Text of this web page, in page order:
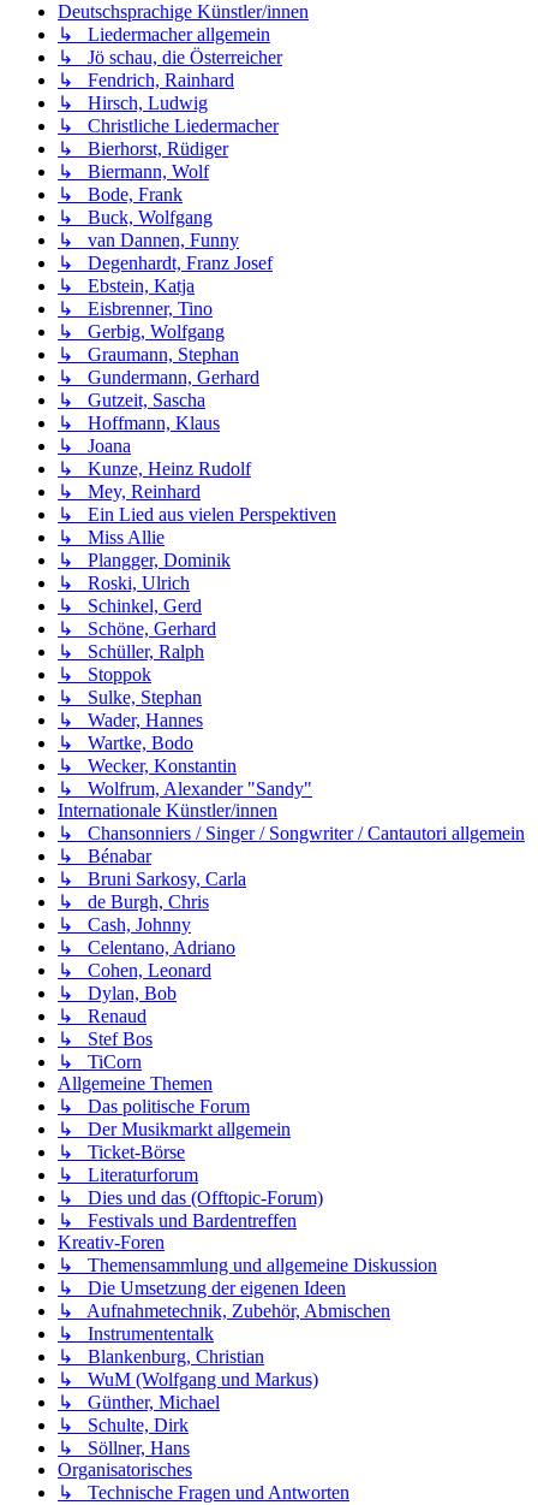
Deutschsprachige Künstler/innen
↳ Liedermacher allgemein
↳ Jö schau, die Österreicher
↳ Fendrich, Rainhard
↳ Hirsch, Ludwig
↳ Christliche Liedermacher
↳ Bierhorst, Rüdiger
↳ Biermann, Wolf
↳ Bode, Frank
↳ Buck, Wolfgang
↳ van Dannen, Funny
↳ Degenhardt, Franz Josef
↳ Ebstein, Katja
↳ Eisbrenner, Tino
↳ Gerbig, Wolfgang
↳ Graumann, Stephan
↳ Gundermann, Gerhard
↳ Gutzeit, Sascha
↳ Hoffmann, Klaus
↳ Joana
↳ Kunze, Heinz Rudolf
↳ Mey, Reinhard
↳ Ein Lied aus vielen Perspektiven
↳ Miss Allie
↳ Plangger, Dominik
↳ Roski, Ulrich
↳ Schinkel, Gerd
↳ Schöne, Gerhard
↳ Schüller, Ralph
↳ Stoppok
↳ Sulke, Stephan
↳ Wader, Hannes
↳ Wartke, Bodo
↳ Wecker, Konstantin
↳ Wolfrum, Alexander "Sandy"
Internationale Künstler/innen
↳ Chansonniers / Singer / Songwriter / Cantautori allgemein
↳ Bénabar
↳ Bruni Sarkosy, Carla
↳ de Burgh, Chris
↳ Cash, Johnny
↳ Celentano, Adriano
↳ Cohen, Leonard
↳ Dylan, Bob
↳ Renaud
↳ Stef Bos
↳ TiCorn
Allgemeine Themen
↳ Das politische Forum
↳ Der Musikmarkt allgemein
↳ Ticket-Börse
↳ Literaturforum
↳ Dies und das (Offtopic-Forum)
↳ Festivals und Bardentreffen
Kreativ-Foren
↳ Themensammlung und allgemeine Diskussion
↳ Die Umsetzung der eigenen Ideen
↳ Aufnahmetechnik, Zubehör, Abmischen
↳ Instrumententalk
↳ Blankenburg, Christian
↳ WuM (Wolfgang und Markus)
↳ Günther, Michael
↳ Schulte, Dirk
↳ Söllner, Hans
Organisatorisches
↳ Technische Fragen und Antworten